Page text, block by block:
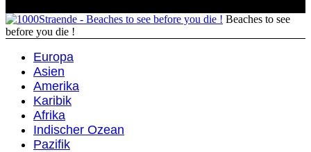
Beaches to see
before you die !
Europa
Asien
Amerika
Karibik
Afrika
Indischer Ozean
Pazifik